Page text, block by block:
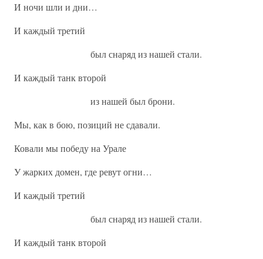
И ночи шли и дни…
И каждый третий
был снаряд из нашей стали.
И каждый танк второй
из нашей был брони.
Мы, как в бою, позиций не сдавали.
Ковали мы победу на Урале
У жарких домен, где ревут огни…
И каждый третий
был снаряд из нашей стали.
И каждый танк второй